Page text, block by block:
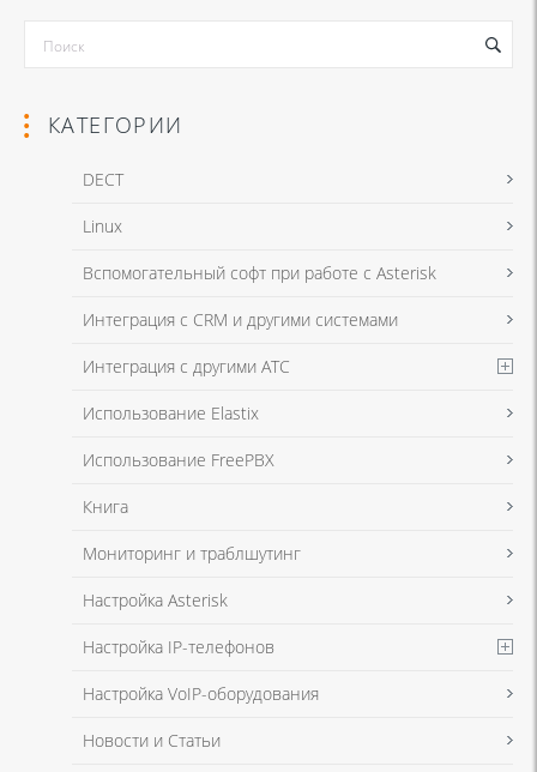
КАТЕГОРИИ
DECT
Linux
Вспомогательный софт при работе с Asterisk
Интеграция с CRM и другими системами
Интеграция с другими АТС
Использование Elastix
Использование FreePBX
Книга
Мониторинг и траблшутинг
Настройка Asterisk
Настройка IP-телефонов
Настройка VoIP-оборудования
Новости и Статьи